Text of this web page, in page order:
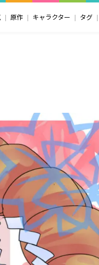
原作 キャラクター タグ